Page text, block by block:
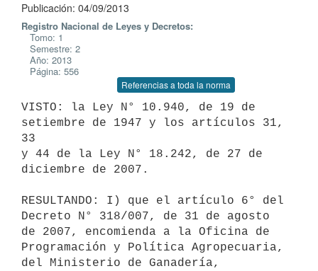
Publicación: 04/09/2013
Registro Nacional de Leyes y Decretos:
Tomo: 1
Semestre: 2
Año: 2013
Página: 556
Referencias a toda la norma
VISTO: la Ley N° 10.940, de 19 de
setiembre de 1947 y los artículos 31,
33
y 44 de la Ley N° 18.242, de 27 de
diciembre de 2007.
RESULTANDO: I) que el artículo 6° del
Decreto N° 318/007, de 31 de agosto
de 2007, encomienda a la Oficina de
Programación y Política Agropecuaria,
del Ministerio de Ganadería,